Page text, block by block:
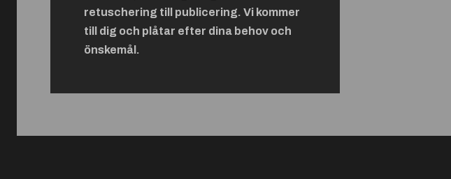
retuschering till publicering. Vi kommer
till dig och plåtar efter dina behov och
önskemål.